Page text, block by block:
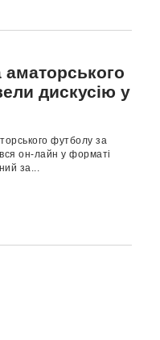
дискусію у
футболу за
он-лайн у форматі
за...